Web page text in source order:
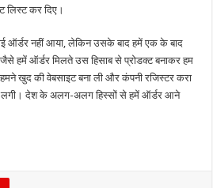
लिस्ट कर दिए।
ऑर्डर नहीं आया, लेकिन उसके बाद हमें एक के बाद
हमें ऑर्डर मिलते उस हिसाब से प्रोडक्ट बनाकर हम
खुद की वेबसाइट बना ली और कंपनी रजिस्टर करा
लगी। देश के अलग-अलग हिस्सों से हमें ऑर्डर आने